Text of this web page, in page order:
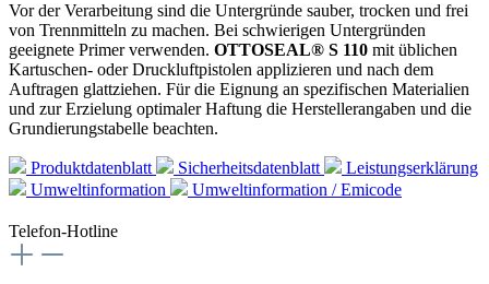
Vor der Verarbeitung sind die Untergründe sauber, trocken und frei
von Trennmitteln zu machen. Bei schwierigen Untergründen
geeignete Primer verwenden. OTTOSEAL® S 110 mit üblichen
Kartuschen- oder Druckluftpistolen applizieren und nach dem
Auftragen glattziehen. Für die Eignung an spezifischen Materialien
und zur Erzielung optimaler Haftung die Herstellerangaben und die
Grundierungstabelle beachten.
Produktdatenblatt Sicherheitsdatenblatt
Leistungserklärung
Umweltinformation
Umweltinformation / Emicode
Telefon-Hotline